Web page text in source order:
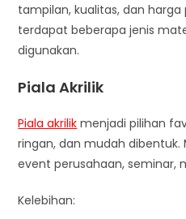
tampilan, kualitas, dan
terdapat beberapa jenis
digunakan.
Piala Akrilik
Piala akrilik menjadi pilihan
ringan, dan mudah
event perusahaan, seminar,
Kelebihan: